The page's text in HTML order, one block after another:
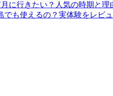
に行きたい？人気の時期と理
も使えるの？実体験をレビュ